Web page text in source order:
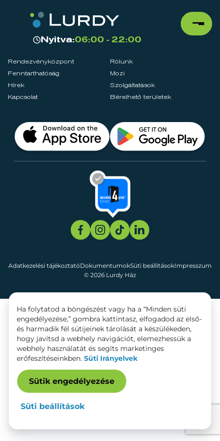
Nyitva:06:00 - 22:00
Rendezvényközpont
Rólunk
Fenntarthatóság
Mozi
Hírek
Szolgáltatások
Kapcsolat
Bérelhető területek
© 2026 Lurdy Ház
Adatkezelési tájékoztatóDokumentumokSüti beállításokImpresszum
Ha folytatod a böngészést vagy ha a “Minden süti
engedélyezése,” gombra kattintasz, elfogadod az első-
és harmadik fél sütijeinek tárolását a készülékeden,
hogy javítsd a webhely navigációt, elemezhessük a
webhely használatát és segíts marketinges
erőfeszítéseinkben. Süti Irányelvek
Sütik engedélyezése
Süti beállítások